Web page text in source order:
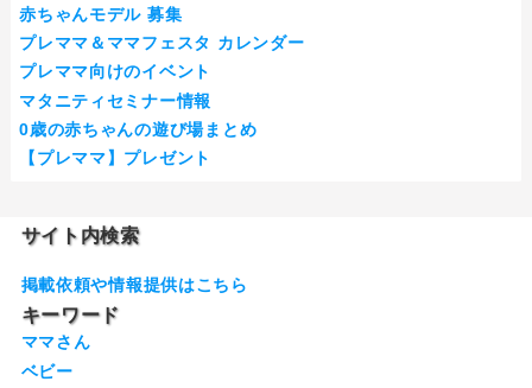
赤ちゃんモデル 募集
プレママ＆ママフェスタ カレンダー
プレママ向けのイベント
マタニティセミナー情報
0歳の赤ちゃんの遊び場まとめ
【プレママ】プレゼント
サイト内検索
掲載依頼や情報提供はこちら
キーワード
ママさん
ベビー